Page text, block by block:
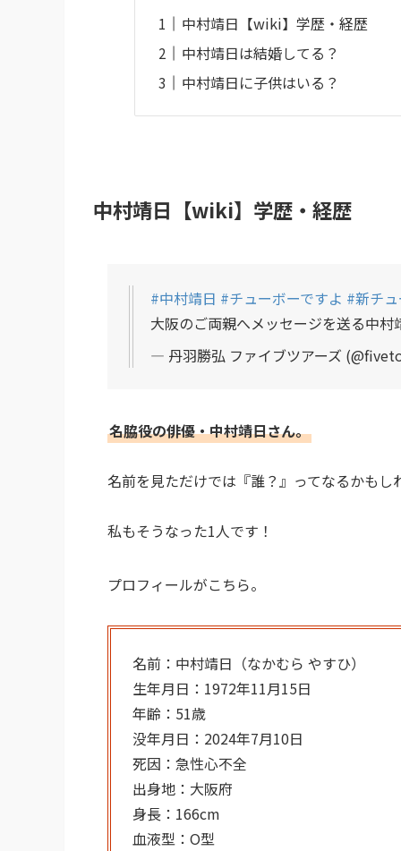
中村靖日【wiki】学歴・経歴
中村靖日は結婚してる？
中村靖日に子供はいる？
中村靖日【wiki】学歴・経歴
#中村靖日 #チューボーですよ #新チ
大阪のご両親へメッセージを送る中
— 丹羽勝弘 ファイブツアーズ
名脇役の俳優・中村靖日さん。
名前を見ただけでは『誰？』ってなるかも
私もそうなった1人です！
プロフィールがこちら。
名前：中村靖日（なかむら やすひ）
生年月日：1972年11月15日
年齢：51歳
没年月日：2024年7月10日
死因：急性心不全
出身地：大阪府
身長：166cm
血液型：O型